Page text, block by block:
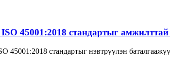
45001:2018 стандартыг амжилттай
стандартыг нэвтрүүлэн